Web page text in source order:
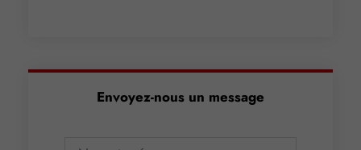
Envoyez-nous un message